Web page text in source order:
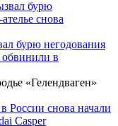
бурю негодования
обвинили в
«Гелендваген»